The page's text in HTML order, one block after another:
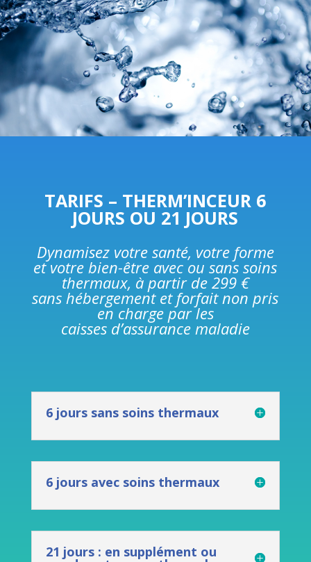
TARIFS – THERM’INCEUR 6
JOURS OU 21 JOURS
Dynamisez votre santé, votre forme
et votre bien-être avec ou sans soins
thermaux, à partir de 299 €
sans hébergement et forfait non pris
en charge par les
caisses d’assurance maladie
6 jours sans soins thermaux
6 jours avec soins thermaux
21 jours : en supplément ou